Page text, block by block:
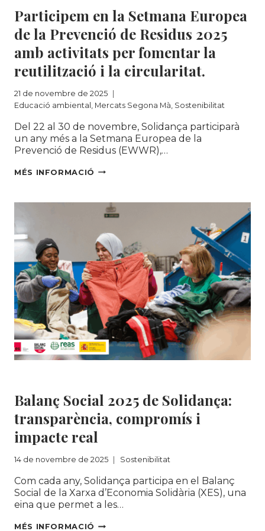
Participem en la Setmana Europea
de la Prevenció de Residus 2025
amb activitats per fomentar la
reutilització i la circularitat.
21 de novembre de 2025
Educació ambiental
Mercats Segona Mà Sostenibilitat
Del 22 al 30 de novembre, Solidança participarà
un any més a la Setmana Europea de la
Prevenció de Residus (EWWR),…
MÉS INFORMACIÓ PARTICIPEM
SETMANA
EUROPEA
LA
PREVENCIÓ
DE
RESIDUS
2025
AMB
ACTIVITATS
PER
FOMENTAR
LA
REUTILITZACIÓ
CIRCULARITAT.
Balanç Social 2025 de Solidança:
transparència, compromís i
impacte real
14 de novembre de 2025 Sostenibilitat
Com cada any, Solidança participa en el Balanç
Social de la Xarxa d’Economia Solidària (XES), una
eina que permet a les…
MÉS INFORMACIÓ BALANÇ